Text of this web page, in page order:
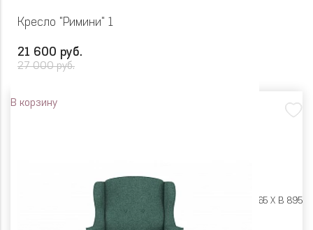
Кресло "Римини" 1
21 600 руб.
27 000 руб.
В корзину
Ш 800 X Г 865 X В 895